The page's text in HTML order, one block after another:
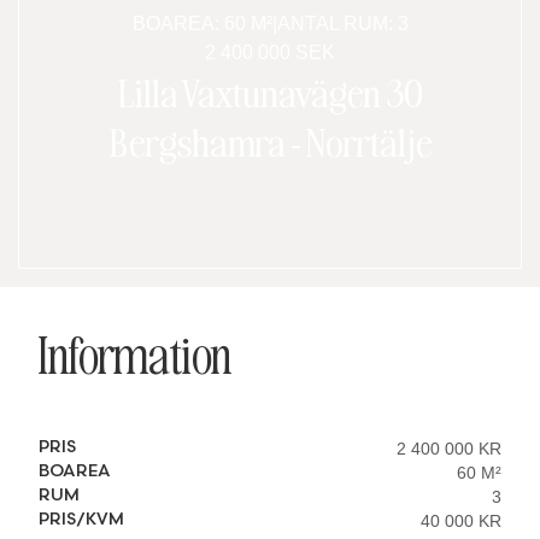
Information
PRIS 2 400 000 KR
BOAREA 60 M²
RUM 3
PRIS/KVM 40 000 KR